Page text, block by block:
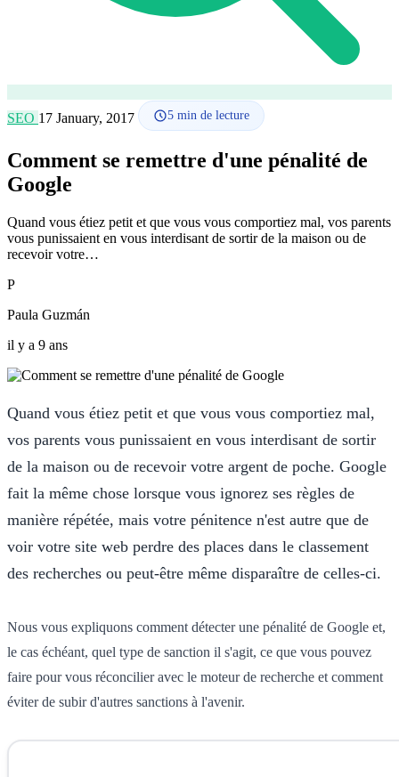
SEO 17 January, 2017 5 min de lecture
Comment se remettre d'une pénalité de
Google
Quand vous étiez petit et que vous vous comportiez mal, vos parents
vous punissaient en vous interdisant de sortir de la maison ou de
recevoir votre…
P
Paula Guzmán
il y a 9 ans
Quand vous étiez petit et que vous vous comportiez mal,
vos parents vous punissaient en vous interdisant de sortir
de la maison ou de recevoir votre argent de poche. Google
fait la même chose lorsque vous ignorez ses règles de
manière répétée, mais votre pénitence n'est autre que de
voir votre site web perdre des places dans le classement
des recherches ou peut-être même disparaître de celles-ci.
Nous vous expliquons comment détecter une pénalité de Google et,
le cas échéant, quel type de sanction il s'agit, ce que vous pouvez
faire pour vous réconcilier avec le moteur de recherche et comment
éviter de subir d'autres sanctions à l'avenir.